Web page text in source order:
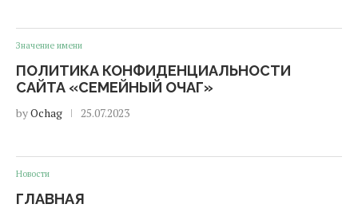
Значение имени
ПОЛИТИКА КОНФИДЕНЦИАЛЬНОСТИ
САЙТА «СЕМЕЙНЫЙ ОЧАГ»
byOchag 25.07.2023
Новости
ГЛАВНАЯ